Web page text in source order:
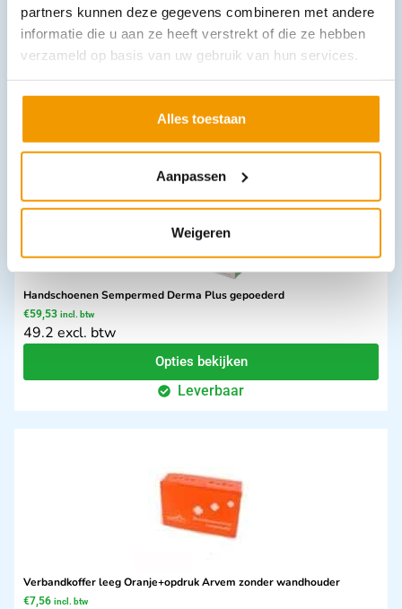
partners kunnen deze gegevens combineren met andere
informatie die u aan ze heeft verstrekt of die ze hebben
verzameld op basis van uw gebruik van hun services.
Alles toestaan
Aanpassen
Weigeren
stuks
203,28 – 267,71
168 excl. btw
Handschoenen Sempermed Derma Plus gepoederd
€59,53 incl. btw
49.2 excl. btw
Opties bekijken
Leverbaar
Verbandkoffer leeg Oranje+opdruk Arvem zonder wandhouder
€7,56 incl. btw